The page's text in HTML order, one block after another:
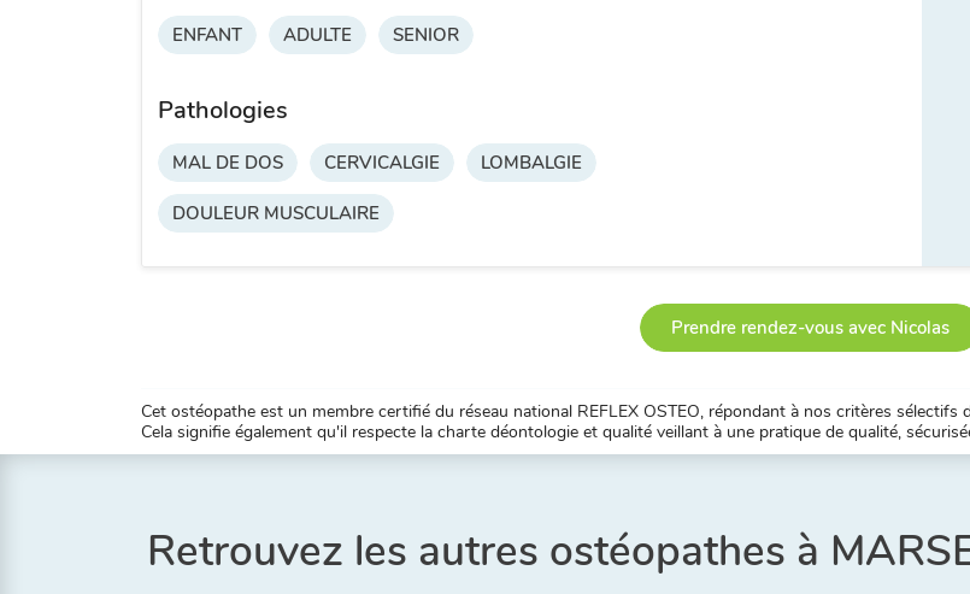
ENFANT ADULTE SENIOR
Pathologies
MAL DE DOS CERVICALGIE LOMBALGIE
DOULEUR MUSCULAIRE
Prendre rendez-vous avec Nicolas
Cet ostéopathe est un membre certifié du réseau national REFLEX OSTEO, répondant à nos critères
Cela signifie également qu'il respecte la charte déontologie et qualité veillant à une pratique de qualité,
Retrouvez les autres ostéopathes à